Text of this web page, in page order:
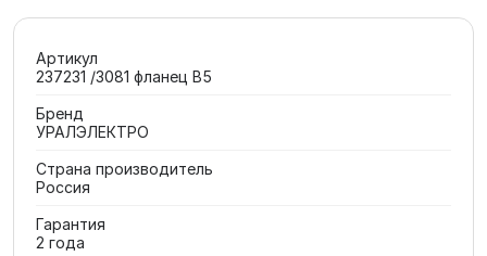
Артикул
237231 /3081 фланец В5
Бренд
УРАЛЭЛЕКТРО
Страна производитель
Россия
Гарантия
2 года